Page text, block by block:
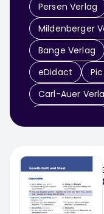
Persen Verlag
Mildenberger
Bange Verlag
eDidact
Carl-Auer
Schulfilme im
elk Verlag
Die